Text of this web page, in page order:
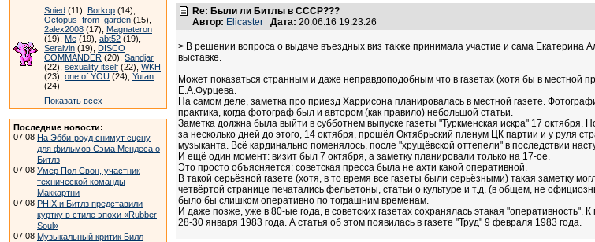
Snied (11), Borkop (14),
Octopus_from_garden (15),
2alex2008 (17), Magnateron
(19), Me (19), abt52 (19),
Seralvin (19), DISCO
COMMANDER (20), Sandjar
(22), sexuality itself (22), WKH
(23), one of YOU (24), Yutan
(24)
Показать всех
Последние новости:
07.08 На Эбби-роуд снимут сцену
для фильмов Сэма Мендеса о
Битлз
07.08 Умер Пол Свон, участник
технической команды
Маккартни
07.08 PHIX и Битлз представили
куртку в стиле эпохи «Rubber
Soul»
07.08 Музыкальный критик Билл
Re: Были ли Битлы в СССР???
Автор: Elicaster Дата: 20.06.16 19:23:26
> В решении вопроса о выдаче въездных виз также принимала участие и сама
выставке.
Может показаться странным и даже неправдоподобным что в газетах (хотя бы в местной
Е.А.Фурцева.
На самом деле, заметка про приезд Харрисона планировалась в местной газете.
практика, когда фотограф был и автором (как правило) небольшой статьи.
Заметка должна была выйти в субботнем выпуске газеты "Туркменская искра" 17
за несколько дней до этого, 14 октября, прошёл Октябрьский пленум ЦК партии и у руля
музыканта. Всё кардинально поменялось, после "хрущёвской оттепели" в последствии
И ещё один момент: визит был 7 октября, а заметку планировали только на 17-ое.
Это просто объясняется: советская пресса была не ахти какой оперативной.
В такой серьёзной газете (хотя, в то время все газеты были серьёзными) такая заметку
четвёртой странице печатались фельетоны, статьи о культуре и т.д. (в общем, не
было бы слишком оперативно по тогдашним временам.
И даже позже, уже в 80-ые года, в советских газетах сохранялась этакая
28-30 января 1983 года. А статья об этом появилась в газете "Труд" 9 февраля 1983 года.